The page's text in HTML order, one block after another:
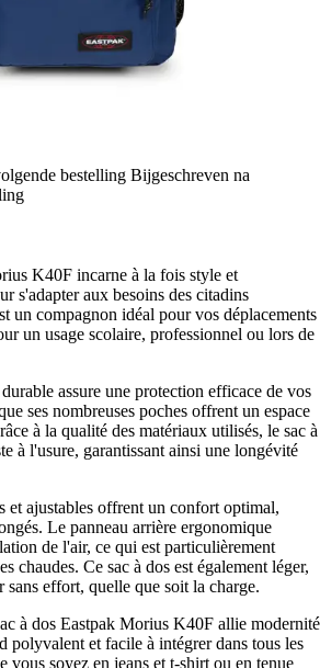
bestelling Bijgeschreven na
K40F incarne à la fois style et
s'adapter aux besoins des citadins
un compagnon idéal pour vos déplacements
un usage scolaire, professionnel ou lors de
assure une protection efficace de vos
ses nombreuses poches offrent un espace
à la qualité des matériaux utilisés, le sac à
à l'usure, garantissant ainsi une longévité
et ajustables offrent un confort optimal,
Le panneau arrière ergonomique
de l'air, ce qui est particulièrement
chaudes. Ce sac à dos est également léger,
sans effort, quelle que soit la charge.
à dos Eastpak Morius K40F allie modernité
polyvalent et facile à intégrer dans tous les
vous soyez en jeans et t-shirt ou en tenue